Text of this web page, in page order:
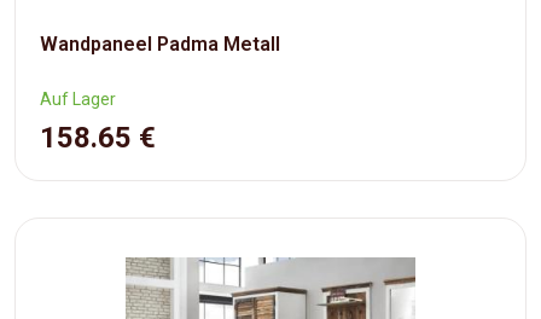
Wandpaneel Padma Metall
Auf Lager
158.65 €